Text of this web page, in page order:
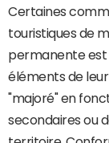
Certaines
touristiques de
permanente
éléments de
"majoré" en
secondaires ou